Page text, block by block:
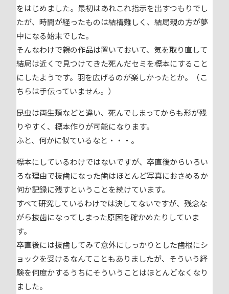
をはじめました。最初はあれこれ指示を出すつもりでし
たが、時間が経ったものは結構難しく、結局親の方が夢
中になる始末でした。
そんなわけで親の作品は置いておいて、気を取り直して
結局は近くで見つけてきた死んだセミを標本にすること
にしたようです。羽を広げるのが楽しかったとか。（こ
ちらは手伝っていません。）
昆虫は両生類などと違い、死んでしまってからも形が残
りやすく、標本作りが可能になります。
ふと、何かに似ているなと・・・。
標本にしているわけではないですが、卒直後からいろい
ろな理由で抜歯になった歯はほとんど写真におさめるか
何か記録に残すということを続けています。
すべて研究しているわけでは決してないですが、残念な
がら抜歯になってしまった原因を確かめたりしていま
す。
卒直後には抜歯してみて意外にしっかりとした歯根にシ
ョックを受けるなんてこともありましたが、そういう経
験を何度かするうちにそういうことはほとんどなくなり
ました。